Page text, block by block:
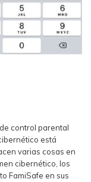
control parental
está
varias cosas en
cibernético, los
FamiSafe en sus